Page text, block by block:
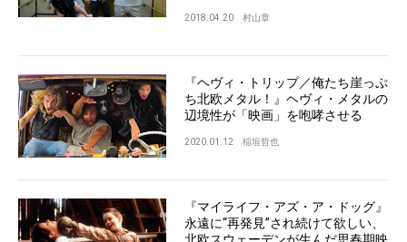
2018.04.20 村山章
『ヘヴィ・トリップ／俺たち崖っぷ
ち北欧メタル！』ヘヴィ・メタルの
辺境性が「映画」を咆哮させる
2020.01.12 稲垣哲也
『マイライフ・アズ・ア・ドッグ』
永遠に“再発見”され続けて欲しい、